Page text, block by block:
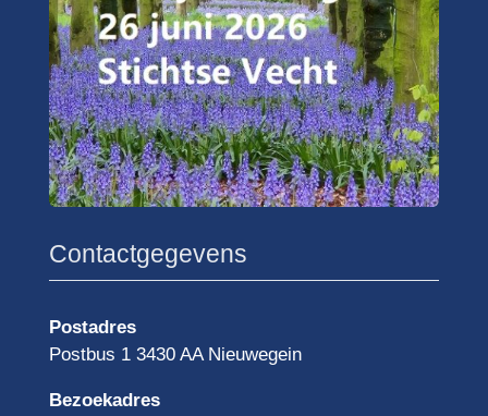
Contactgegevens
Postadres
Postbus 1 3430 AA Nieuwegein
Bezoekadres